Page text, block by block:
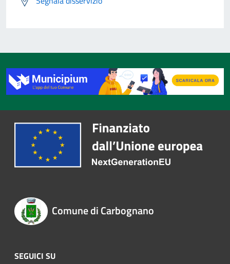
Comune di Carbognano
SEGUICI SU